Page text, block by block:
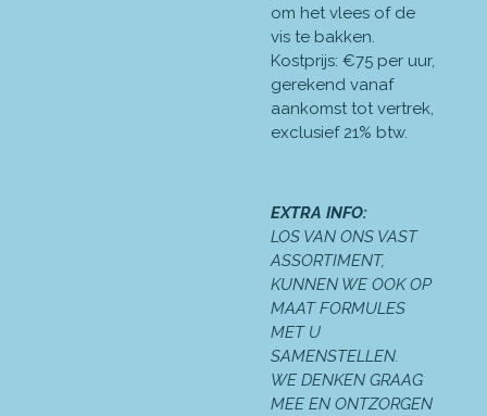
om het vlees of de
vis te bakken.
Kostprijs: €75 per uur,
gerekend vanaf
aankomst tot vertrek,
exclusief 21% btw.
EXTRA INFO:
LOS VAN ONS VAST
ASSORTIMENT,
KUNNEN WE OOK OP
MAAT FORMULES
MET U
SAMENSTELLEN.
WE DENKEN GRAAG
MEE EN ONTZORGEN